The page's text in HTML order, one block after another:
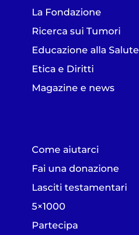
La Fondazione
Ricerca sui Tumori
Educazione alla Salute
Etica e Diritti
Magazine e news
Come aiutarci
Fai una donazione
Lasciti testamentari
5×1000
Partecipa